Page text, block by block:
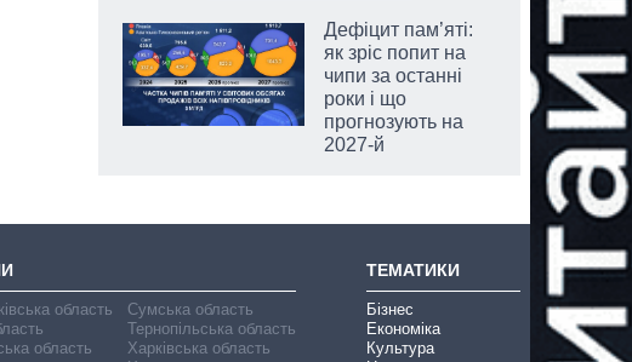
Дефіцит пам’яті:
як зріс попит на
чипи за останні
роки і що
прогнозують на
2027-й
область
область
Сумська область
Тернопільська область
Харківська область
ТЕМАТИКИ
Бізнес
Економіка
Культура